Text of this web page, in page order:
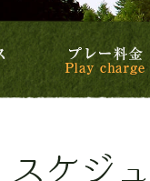
ゴルフコース